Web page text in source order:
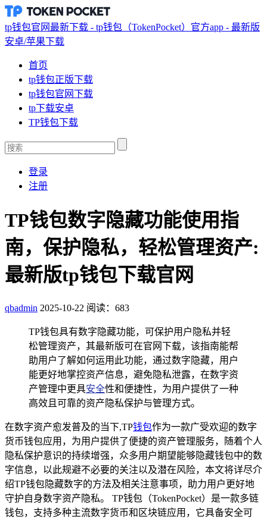
tp钱包官网最新下载 - tp钱包（TokenPocket）官方app - 最新版
安卓/苹果下载
首页
tp钱包正版下载
tp钱包官网下载
tp下载安卓
TP钱包下载
登录
注册
TP钱包数字隐藏功能使用指
南，保护隐私，轻松管理资产:
最新版tp钱包下载官网
qbadmin 2025-10-22 阅读：683
TP钱包具有数字隐藏功能，可保护用户隐私并轻
松管理资产，其最新版可在官网下载，该指南能帮
助用户了解如何运用此功能，通过数字隐藏，用户
能更好地掌控资产信息，避免隐私泄露，在数字资
产管理中更具安全性和便捷性，为用户提供了一种
高效且可靠的资产隐私保护与管理方式。
在数字资产愈发普及的当下,TP钱包作为一款广受欢迎的数字
货币钱包应用，为用户提供了便捷的资产管理服务，随着个人
隐私保护意识的持续增强，众多用户期望能够隐藏钱包中的数
字信息，以此规避不必要的关注以及潜在风险，本文将详尽介
绍TP钱包隐藏数字的方法及相关注意事项，助力用户更好地
守护自身数字资产隐私。 TP钱包（TokenPocket）是一款多链
钱包，支持多种主流数字货币和区块链应用，它具备安全可